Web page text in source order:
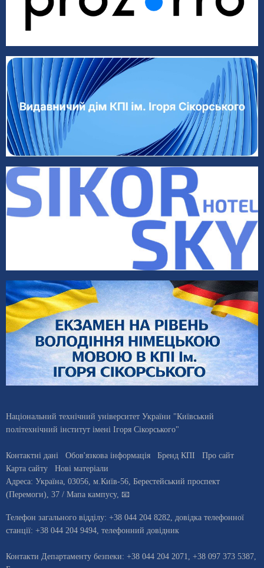
Національний технічний університет України "Київський
політехнічний інститут імені Ігоря Сікорського"
Контактні дані Обов'язкова інформація Бренд КПІ
Про сайт
Карта сайту
Нові матеріали
Адреса: Україна, 03056, м.Київ-56, Берестейський проспект
(Перемоги), 37 / Мапа кампусу, 📧
Телефон загального відділу: +38 044 204 8282, довiдка телефонної
станцiї: +38 044 204 9494, телефонний довідник
Контакти Департаменту безпеки: +38 044 204 2071, +38 097 373 5387,